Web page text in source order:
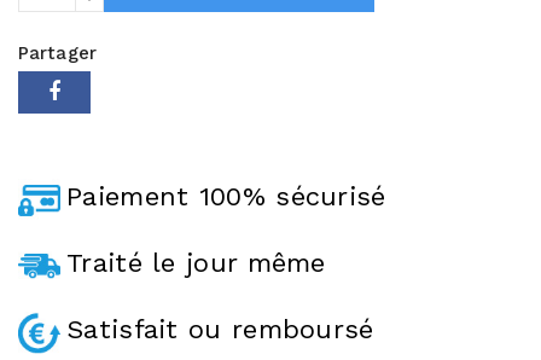
Partager
Paiement 100% sécurisé
Traité le jour même
Satisfait ou remboursé